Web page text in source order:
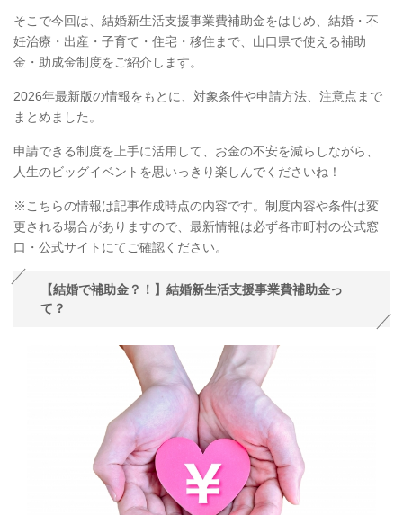
そこで今回は、結婚新生活支援事業費補助金をはじめ、結婚・不
妊治療・出産・子育て・住宅・移住まで、山口県で使える補助
金・助成金制度をご紹介します。
2026年最新版の情報をもとに、対象条件や申請方法、注意点まで
まとめました。
申請できる制度を上手に活用して、お金の不安を減らしながら、
人生のビッグイベントを思いっきり楽しんでくださいね！
※こちらの情報は記事作成時点の内容です。制度内容や条件は変
更される場合がありますので、最新情報は必ず各市町村の公式窓
口・公式サイトにてご確認ください。
【結婚で補助金？！】結婚新生活支援事業費補助金っ
て？